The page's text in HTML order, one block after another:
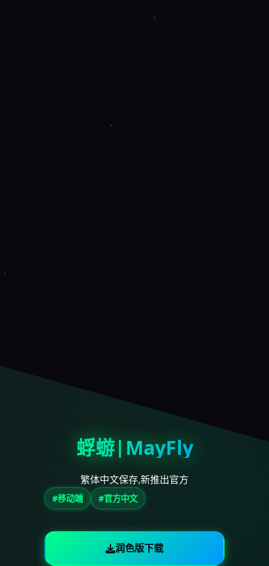
蜉蝣|MayFly
繁体中文保存,新推出官方
#移动端 #官方中文
润色版下载